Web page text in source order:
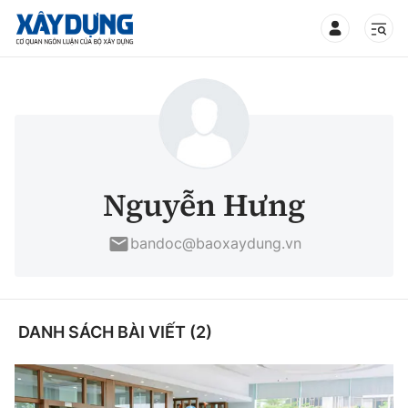
Chính trị
Xã hội
Xây dựng
Chỉ đạo điều hành
Giao thông
Nguyễn Hưng
bandoc@baoxaydung.vn
DANH SÁCH BÀI VIẾT (2)